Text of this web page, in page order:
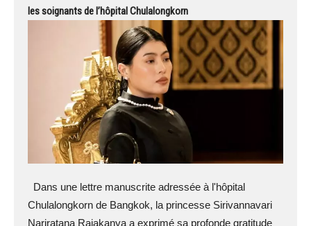
les soignants de l’hôpital Chulalongkorn
Dans une lettre manuscrite adressée à l'hôpital
Chulalongkorn de Bangkok, la princesse Sirivannavari
Nariratana Rajakanya a exprimé sa profonde gratitude